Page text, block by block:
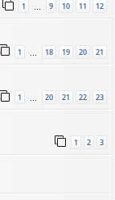
1 … 9 10 11 12
1 18 19 20 21
1 20 21 22 23
1 2 3